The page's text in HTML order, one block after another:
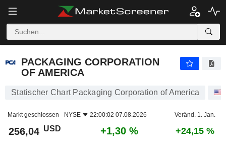
PACKAGING CORPORATION
OF AMERICA
Statischer Chart Packaging Corporation of America
Markt geschlossen - NYSE 22:00:02 07.08.2026 Veränd. 1. Jan.
256,04 USD +1,30 % +24,15 %